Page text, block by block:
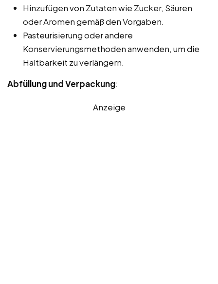
Hinzufügen von Zutaten wie Zucker, Säuren
oder Aromen gemäß den Vorgaben.
Pasteurisierung oder andere
Konservierungsmethoden anwenden, um die
Haltbarkeit zu verlängern.
Abfüllung und Verpackung:
Anzeige